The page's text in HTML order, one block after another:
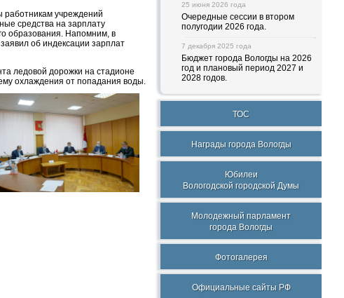
работникам учреждений
средства на зарплату
образования. Напомним, в
об индексации зарплат
ледовой дорожки на стадионе
охлаждения от попадания воды.
25 июня 2026 года
Очередные сессии в втором
полугодии 2026 года.
7 декабря 2025 года
Бюджет города Вологды на 2026
год и плановый период 2027 и
2028 годов.
ТОС
Награды города Вологды
Юбилеи
Вологодской городской Думы
Молодежный парламент
города Вологды
Фотогалерея
Официальные сайты РФ